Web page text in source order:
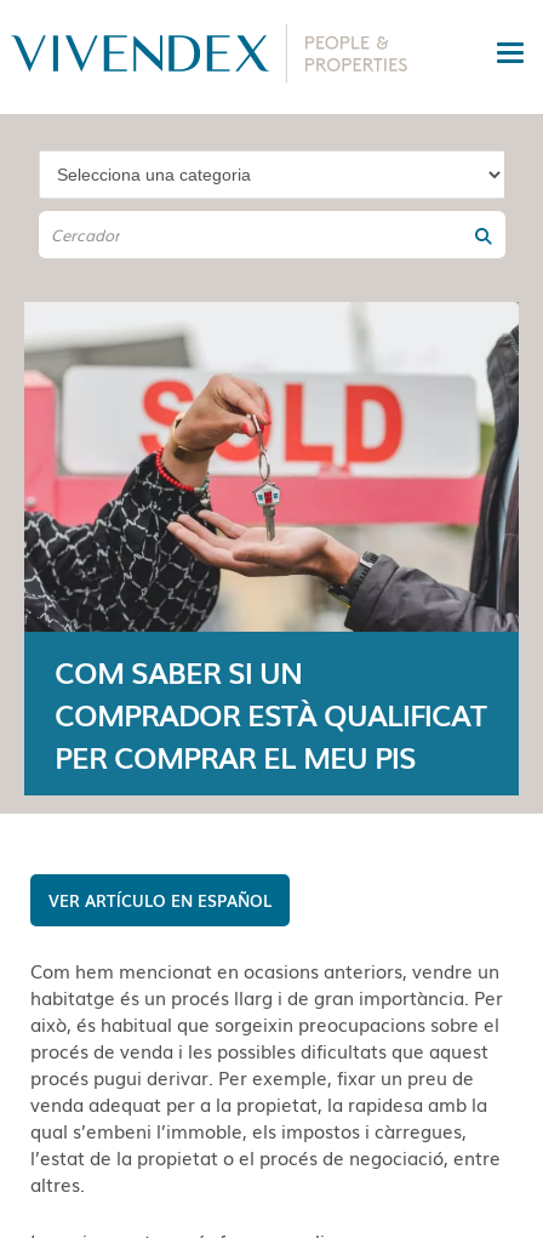
COM SABER SI UN
COMPRADOR ESTÀ QUALIFICAT
PER COMPRAR EL MEU PIS
ESPAÑOL
Com hem mencionat en ocasions anteriors, vendre un
habitatge és un procés llarg i de gran importància. Per
això, és habitual que sorgeixin preocupacions sobre el
procés de venda i les possibles dificultats que aquest
procés pugui derivar. Per exemple, fixar un preu de
venda adequat per a la propietat, la rapidesa amb la
qual s’embeni l’immoble, els impostos i càrregues,
l’estat de la propietat o el procés de negociació, entre
altres.